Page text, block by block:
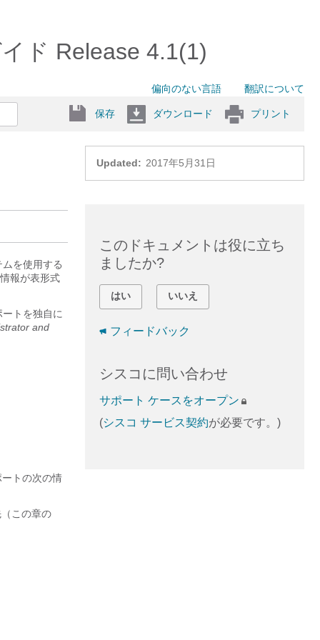
ド Release 4.1(1)
偏向のない言語 翻訳について
保存 ダウンロード プリント
Updated: 2017年5月31日
を使用する
報が表形式
トを独自に
and
トの次の情
この章の
このドキュメントは役に立ち
ましたか?
はい いいえ
フィードバック
シスコに問い合わせ
サポート ケースをオープン
(シスコ サービス契約が必要です。)